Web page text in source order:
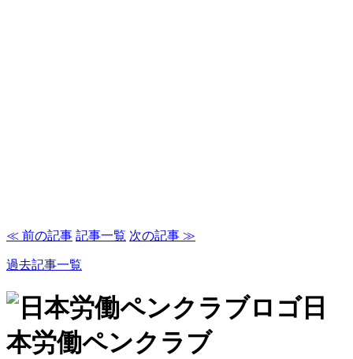
≪ 前の記事 記事一覧 次の記事 ≫
過去記事一覧
日
本労働ペンクラブ